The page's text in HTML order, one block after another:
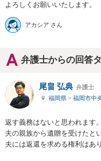
アカシア さん
弁護士からの回答
尾畠 弘典 弁護士
福岡県 > 福岡市中
返す義務はないと思われます。
夫の親族から遺贈を受けたと
夫には返還を求める権利はあ